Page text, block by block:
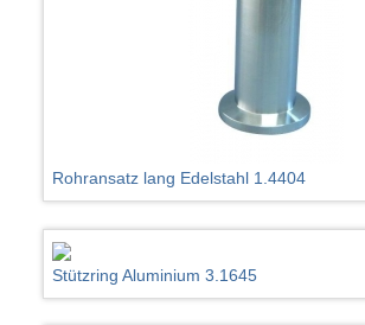
Rohransatz lang Edelstahl 1.4404
Stützring Aluminium 3.1645